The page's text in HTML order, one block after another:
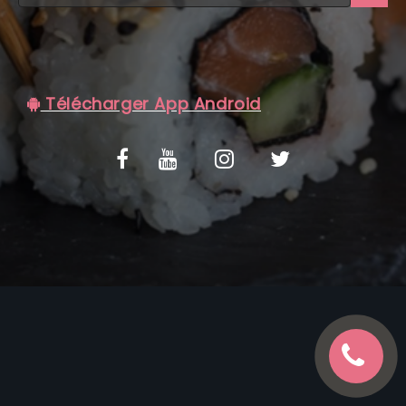
C.G.V
Télécharger App Android